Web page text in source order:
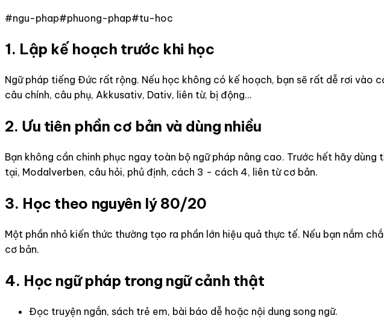
#ngu-phap#phuong-phap#tu-hoc
1. Lập kế hoạch trước khi học
Ngữ pháp tiếng Đức rất rộng. Nếu học không có kế hoạch, bạn sẽ rất dễ rơi
câu chính, câu phụ, Akkusativ, Dativ, liên từ, bị động...
2. Ưu tiên phần cơ bản và dùng nhiều
Bạn không cần chinh phục ngay toàn bộ ngữ pháp nâng cao. Trước hết hãy
tại, Modalverben, câu hỏi, phủ định, cách 3 - cách 4, liên từ cơ bản.
3. Học theo nguyên lý 80/20
Một phần nhỏ kiến thức thường tạo ra phần lớn hiệu quả thực tế. Nếu bạn nắm
cơ bản.
4. Học ngữ pháp trong ngữ cảnh thật
Đọc truyện ngắn, sách trẻ em, bài báo dễ hoặc nội dung song ngữ.